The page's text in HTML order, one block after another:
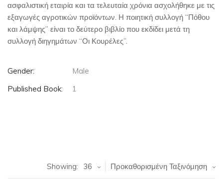
ασφαλιστική εταιρία και τα τελευταία χρόνια ασχολήθηκε με τις
εξαγωγές αγροτικών προϊόντων. Η ποιητική συλλογή “Πόθου
και λάμψης” είναι το δεύτερο βιβλίο που εκδίδει μετά τη
συλλογή διηγημάτων “Οι Κουρέλες”.
Gender:
Male
Published Book:
1
Προκαθορισμένη Ταξινόμηση
Showing: 36